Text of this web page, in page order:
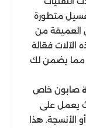
متطورة
العميقة من
الآلات فعّالة
مما يضمن لك
صابون خاص
يعمل على
أو الأنسجة. هذا